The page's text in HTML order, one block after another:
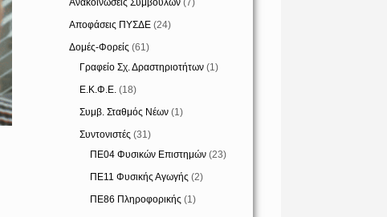
Ανακοινώσεις Συμβούλων (7)
Αποφάσεις ΠΥΣΔΕ (24)
Δομές-Φορείς (61)
Γραφείο Σχ. Δραστηριοτήτων (1)
Ε.Κ.Φ.Ε. (18)
Συμβ. Σταθμός Νέων (1)
Συντονιστές (31)
ΠΕ04 Φυσικών Επιστημών (23)
ΠΕ11 Φυσικής Αγωγής (2)
ΠΕ86 Πληροφορικής (1)